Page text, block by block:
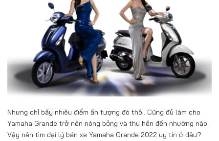
Nhưng chỉ bấy nhiêu điểm ấn tượng đó thôi. Cũng đủ làm cho
Yamaha Grande trở nên nóng bỏng và thu hến đến nhường nào.
Vậy nên tìm đại lý bán xe Yamaha Grande 2022 uy tín ở đâu?